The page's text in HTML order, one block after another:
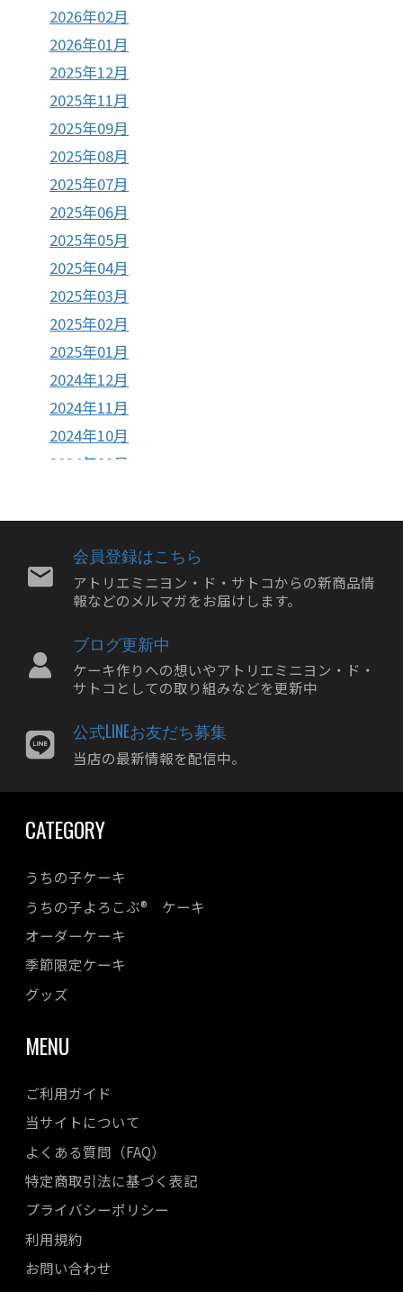
2026年02月
2026年01月
2025年12月
2025年11月
2025年09月
2025年08月
2025年07月
2025年06月
2025年05月
2025年04月
2025年03月
2025年02月
2025年01月
2024年12月
2024年11月
2024年10月
2024年09月
2024年07月
2024年06月
2024年05月
2024年04月
2024年02月
2024年01月
2023年11月
2023年10月
2023年09月
2023年08月
2023年06月
2023年05月
2023年04月
2023年03月
2023年02月
2022年12月
2022年10月
2022年08月
2022年07月
2022年06月
2022年05月
2022年04月
会員登録はこちら
アトリエミニヨン・ド・サトコからの新商品情
報などのメルマガをお届けします。
ブログ更新中
ケーキ作りへの想いやアトリエミニヨン・ド・
サトコとしての取り組みなどを更新中
公式LINEお友だち募集
当店の最新情報を配信中。
CATEGORY
うちの子ケーキ
うちの子よろこぶ® ケーキ
オーダーケーキ
季節限定ケーキ
グッズ
MENU
ご利用ガイド
当サイトについて
よくある質問（FAQ）
特定商取引法に基づく表記
プライバシーポリシー
利用規約
お問い合わせ